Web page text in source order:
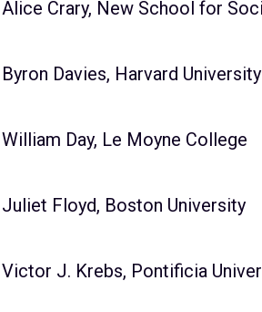
Alice Crary, New School for
Byron Davies, Harvard
William Day, Le Moyne College
Juliet Floyd, Boston University
Victor J. Krebs, Pontificia